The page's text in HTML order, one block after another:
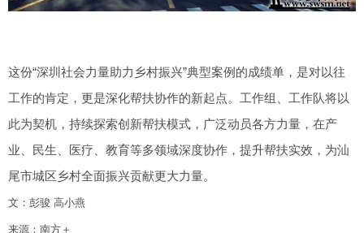
这份“深圳社会力量助力乡村振兴”典型案例的成绩单，是对以往
工作的肯定，更是深化帮扶协作的新起点。工作组、工作队将以
此为契机，持续探索创新帮扶模式，广泛动员各方力量，在产
业、民生、医疗、教育等多领域深度协作，提升帮扶实效，为汕
尾市城区乡村全面振兴贡献更大力量。
文：彭骏 高小燕
来源：南方＋